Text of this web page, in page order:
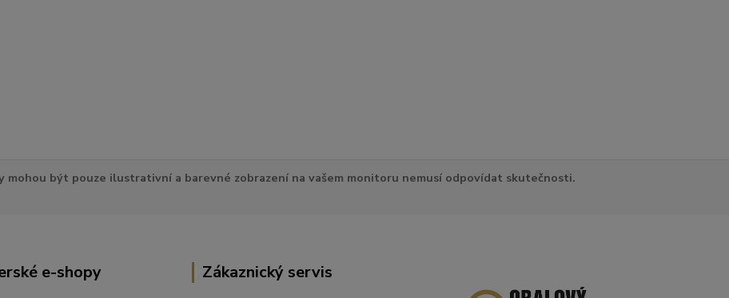
mohou být pouze ilustrativní a barevné zobrazení na vašem monitoru nemusí odpovídat skutečnosti.
e-shopy Zákaznický servis